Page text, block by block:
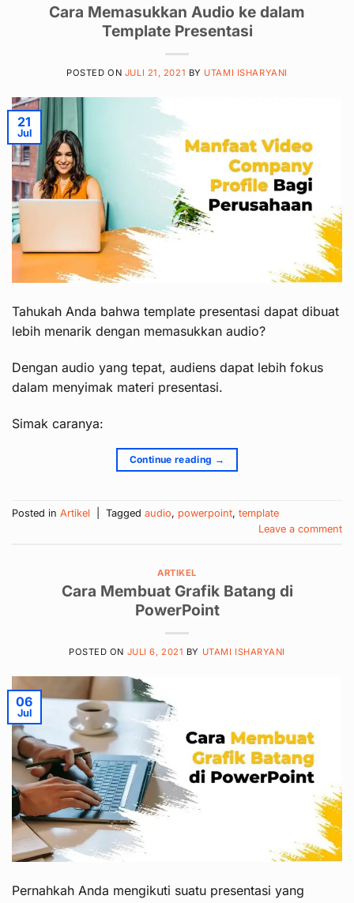
Cara Memasukkan Audio ke dalam
Template Presentasi
POSTED ON JULI 21, 2021 BY UTAMI ISHARYANI
21
Jul
Tahukah Anda bahwa template presentasi dapat dibuat
lebih menarik dengan memasukkan audio?
Dengan audio yang tepat, audiens dapat lebih fokus
dalam menyimak materi presentasi.
Simak caranya:
Continue reading →
Posted in Artikel Tagged audio, powerpoint, template
Leave a comment
ARTIKEL
Cara Membuat Grafik Batang di
PowerPoint
POSTED ON JULI 6, 2021 BY UTAMI ISHARYANI
06
Jul
Pernahkah Anda mengikuti suatu presentasi yang